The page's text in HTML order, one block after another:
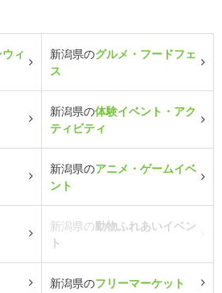
ィ
新潟県のグルメ・フードフェ
ス
新潟県の体験イベント・アク
ティビティ
新潟県のアニメ・ゲームイベ
ント
新潟県の動物ふれあいイベン
ト
新潟県のフリーマーケット